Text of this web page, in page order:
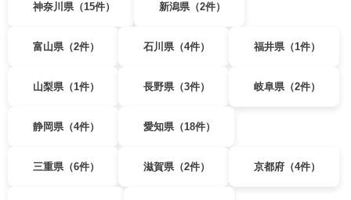
神奈川県（15件） 新潟県（2件）
富山県（2件） 石川県（4件） 福井県（1件）
山梨県（1件） 長野県（3件） 岐阜県（2件）
静岡県（4件） 愛知県（18件）
三重県（6件） 滋賀県（2件） 京都府（4件）